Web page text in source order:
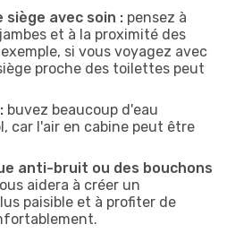
siège avec soin : pensez à
et à la proximité des
si vous voyagez avec
proche des toilettes peut
buvez beaucoup d'eau
car l'air en cabine peut être
anti-bruit ou des bouchons
aidera à créer un
paisible et à profiter de